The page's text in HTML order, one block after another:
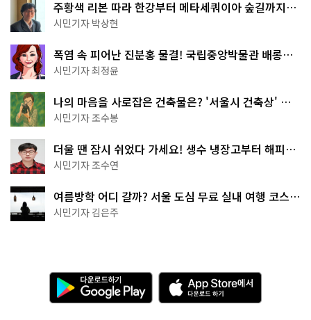
주황색 리본 따라 한강부터 메타세쿼이아 숲길까지…
서울둘레길 15코스
시민기자 박상현
폭염 속 피어난 진분홍 물결! 국립중앙박물관 배롱나
무 명소
시민기자 최정윤
나의 마음을 사로잡은 건축물은? '서울시 건축상' 수
상작 공개!
시민기자 조수봉
더울 땐 잠시 쉬었다 가세요! 생수 냉장고부터 해피소
·무더위쉼터까지
시민기자 조수연
여름방학 어디 갈까? 서울 도심 무료 실내 여행 코스
추천
시민기자 김은주
다
운
로
A
p
p